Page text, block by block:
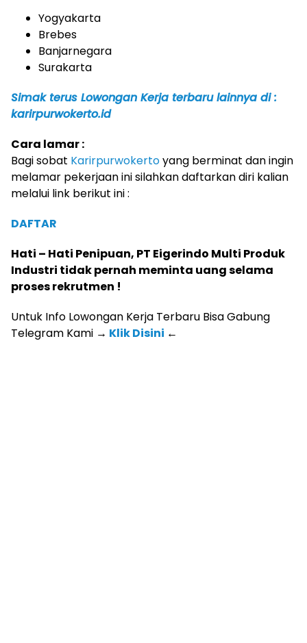
Yogyakarta
Brebes
Banjarnegara
Surakarta
Simak terus Lowongan Kerja terbaru lainnya di :
karirpurwokerto.id
Cara lamar :
Bagi sobat Karirpurwokertoyang berminat dan ingin
melamar pekerjaan ini silahkan daftarkan diri kalian
melalui link berikut ini :
DAFTAR
Hati – Hati Penipuan, PT Eigerindo Multi Produk
Industri tidak pernah meminta uang selama
proses rekrutmen !
Untuk Info Lowongan Kerja Terbaru Bisa Gabung
Telegram Kami → Klik Disini ←